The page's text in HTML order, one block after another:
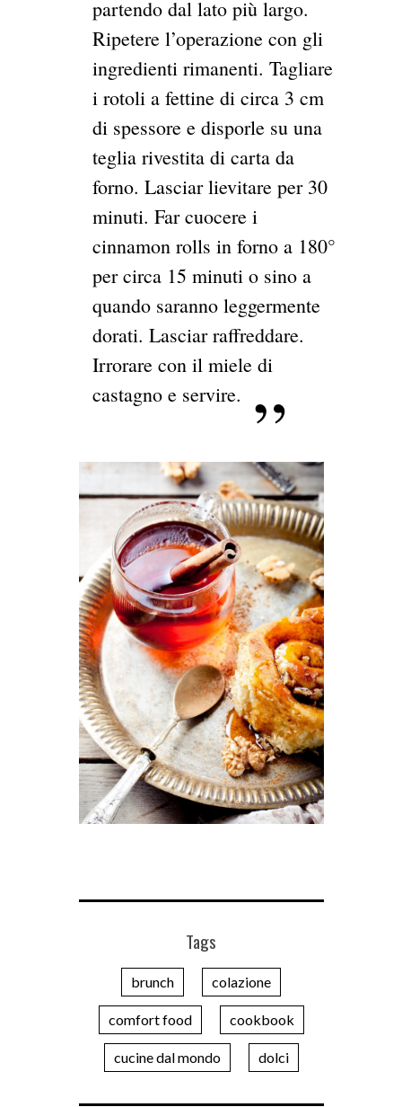
partendo dal lato più largo.
Ripetere l’operazione con gli
ingredienti rimanenti. Tagliare
i rotoli a fettine di circa 3 cm
di spessore e disporle su una
teglia rivestita di carta da
forno. Lasciar lievitare per 30
minuti. Far cuocere i
cinnamon rolls in forno a 180°
per circa 15 minuti o sino a
quando saranno leggermente
dorati. Lasciar raffreddare.
Irrorare con il miele di
castagno e servire.
Tags
brunch colazione
comfort food cookbook
cucine dal mondo dolci